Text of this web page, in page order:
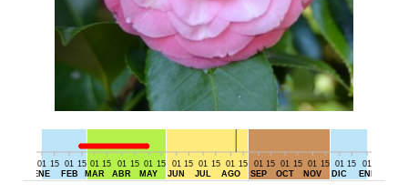
01
ENE
15
01
FEB
15 01
MAR
15
01
ABR
15 01
MAY
15
01
JUN
15
01
JUL
15
01
AGO
15
01
SEP
15
01
OCT
15
01
NOV
15 01
DIC
15
01
ENE